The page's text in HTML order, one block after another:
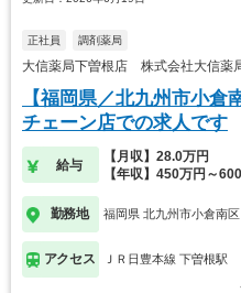
正社員 調剤薬局
大信薬局下曽根店 株式会社大信薬
【福岡県／北九州市小
チェーン店での求人です
給与
【月収】28.0万円
【年収】450万円～
勤務地 福岡県 北九州市小倉南区
アクセス ＪＲ日豊本線 下曽根駅